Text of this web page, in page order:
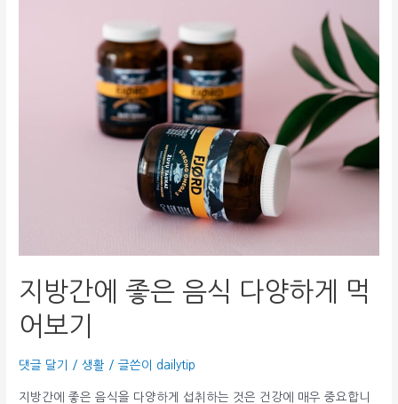
지방간에 좋은 음식 다양하게 먹
어보기
댓글 달기 /생활 / 글쓴이 dailytip
지방간에 좋은 음식을 다양하게 섭취하는 것은 건강에 매우 중요합니